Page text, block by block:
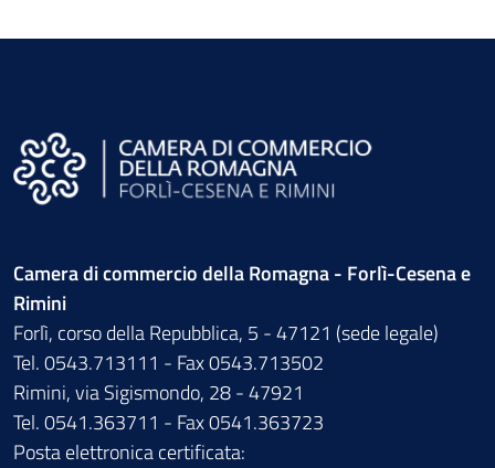
Camera di commercio della Romagna - Forlì-Cesena e
Rimini
Forlì, corso della Repubblica, 5 - 47121 (sede legale)
Tel. 0543.713111 - Fax 0543.713502
Rimini, via Sigismondo, 28 - 47921
Tel. 0541.363711 - Fax 0541.363723
Posta elettronica certificata: